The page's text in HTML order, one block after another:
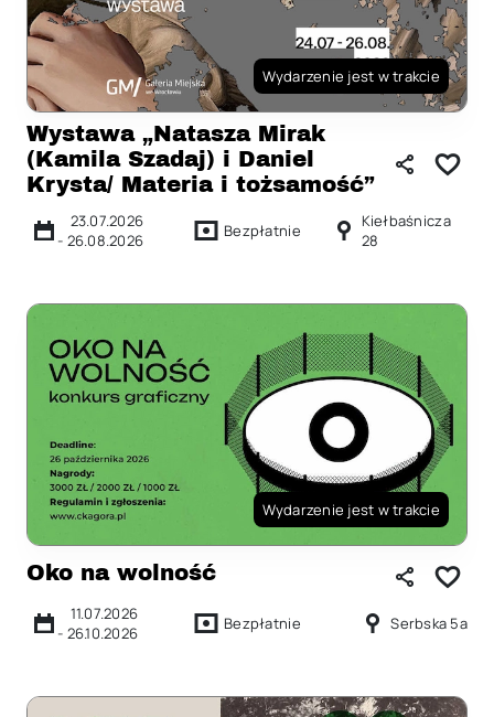
Wydarzenie jest w trakcie
Wystawa „Natasza Mirak
(Kamila Szadaj) i Daniel
Krysta/ Materia i tożsamość”
23.07.2026
- 26.08.2026 Bezpłatnie
Kiełbaśnicza
28
Wydarzenie jest w trakcie
Oko na wolność
11.07.2026
- 26.10.2026 Bezpłatnie Serbska 5a